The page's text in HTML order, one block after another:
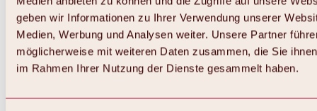
geben wir Informationen zu Ihrer Verwendung unserer
Medien, Werbung und Analysen weiter. Unsere Partner
möglicherweise mit weiteren Daten zusammen, die Sie
im Rahmen Ihrer Nutzung der Dienste gesammelt haben.